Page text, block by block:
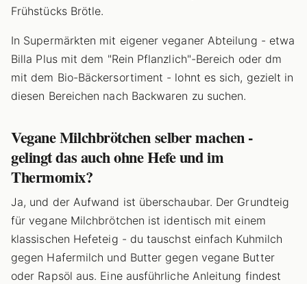
Frühstücks Brötle.
In Supermärkten mit eigener veganer Abteilung - etwa
Billa Plus mit dem "Rein Pflanzlich"-Bereich oder dm
mit dem Bio-Bäckersortiment - lohnt es sich, gezielt in
diesen Bereichen nach Backwaren zu suchen.
Vegane Milchbrötchen selber machen -
gelingt das auch ohne Hefe und im
Thermomix?
Ja, und der Aufwand ist überschaubar. Der Grundteig
für vegane Milchbrötchen ist identisch mit einem
klassischen Hefeteig - du tauschst einfach Kuhmilch
gegen Hafermilch und Butter gegen vegane Butter
oder Rapsöl aus. Eine ausführliche Anleitung findest